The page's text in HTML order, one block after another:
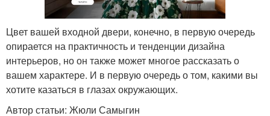
Цвет вашей входной двери, конечно, в первую очередь
опирается на практичность и тенденции дизайна
интерьеров, но он также может многое рассказать о
вашем характере. И в первую очередь о том, какими вы
хотите казаться в глазах окружающих.
Автор статьи: Жюли Самыгин